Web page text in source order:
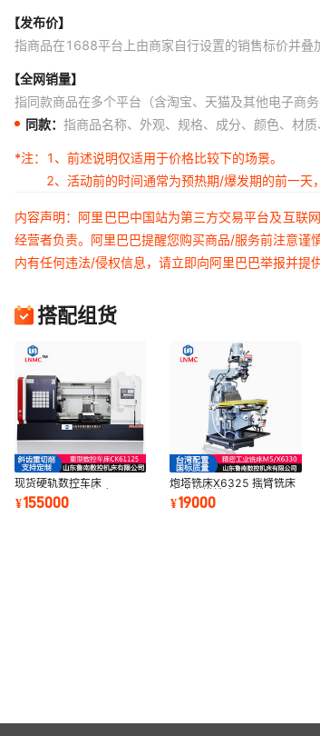
【发布价】
指商品在1688平台上由商家自行设置的销售标价并叠
【全网销量】
指同款商品在多个平台（含淘宝、天猫及其他电子商
同款： 指商品名称、外观、规格、成分、颜色、材
*注：
1、前述说明仅适用于价格比较下的场景。
2、活动前的时间通常为预热期/爆发期的前一天
内容声明：阿里巴巴中国站为第三方交易平台及互联
经营者负责。阿里巴巴提醒您购买商品/服务前注意
内有任何违法/侵权信息，请立即向阿里巴巴举报并提
搭配组货
现货硬轨数控车床
CK61125 数控机床
CK61125X2米 大型车床
¥155000
炮塔铣床X6325 摇臂铣床
高速炮塔铣床 M4铣床
¥19000